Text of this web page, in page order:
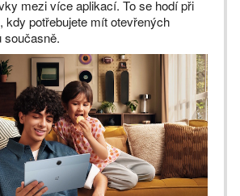
mezi více aplikací. To se hodí při
kdy potřebujete mít otevřených
současně.